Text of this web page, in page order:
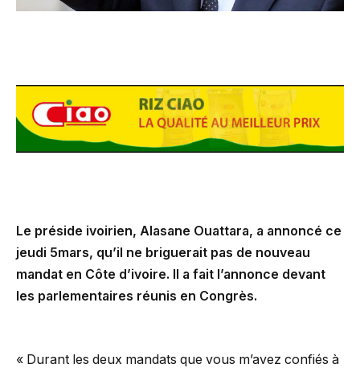
Le préside ivoirien, Alasane Ouattara, a annoncé ce
jeudi 5mars, qu’il ne briguerait pas de nouveau
mandat en Côte d’ivoire. Il a fait l’annonce devant
les parlementaires réunis en Congrès.
« Durant les deux mandats que vous m’avez confiés à